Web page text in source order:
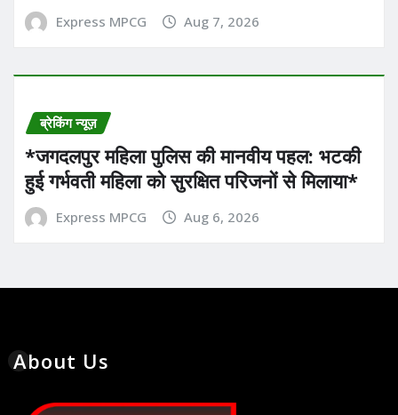
Express MPCG Aug 7, 2026
ब्रेकिंग न्यूज़
*​जगदलपुर महिला पुलिस की मानवीय पहल: भटकी
हुई गर्भवती महिला को सुरक्षित परिजनों से मिलाया*
Express MPCG Aug 6, 2026
About Us